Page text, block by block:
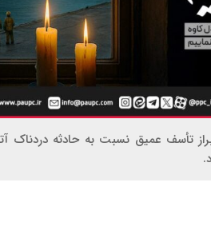
تأسف عمیق نسبت به حادثه دردناک